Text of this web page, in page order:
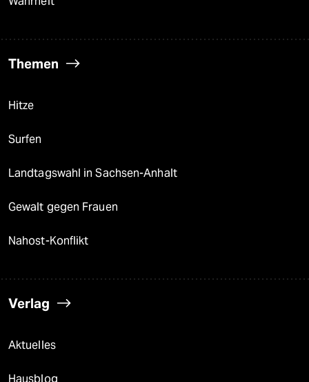
Themen
Hitze
Surfen
Landtagswahl in Sachsen-Anhalt
Gewalt gegen Frauen
Nahost-Konflikt
Verlag
Aktuelles
Hausblog